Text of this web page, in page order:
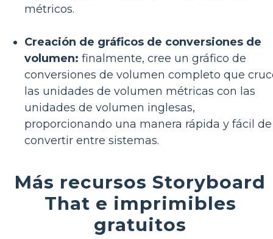
métricos.
Creación de gráficos de conversiones de
volumen: finalmente, cree un gráfico de
conversiones de volumen completo que
las unidades de volumen métricas con las
unidades de volumen inglesas,
proporcionando una manera rápida y fácil de
convertir entre sistemas.
Más recursos Storyboard
That e imprimibles
gratuitos